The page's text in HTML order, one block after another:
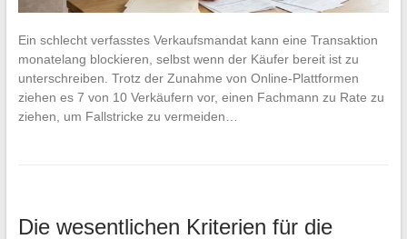
Ein schlecht verfasstes Verkaufsmandat kann eine Transaktion
monatelang blockieren, selbst wenn der Käufer bereit ist zu
unterschreiben. Trotz der Zunahme von Online-Plattformen
ziehen es 7 von 10 Verkäufern vor, einen Fachmann zu Rate zu
ziehen, um Fallstricke zu vermeiden…
Die wesentlichen Kriterien für die